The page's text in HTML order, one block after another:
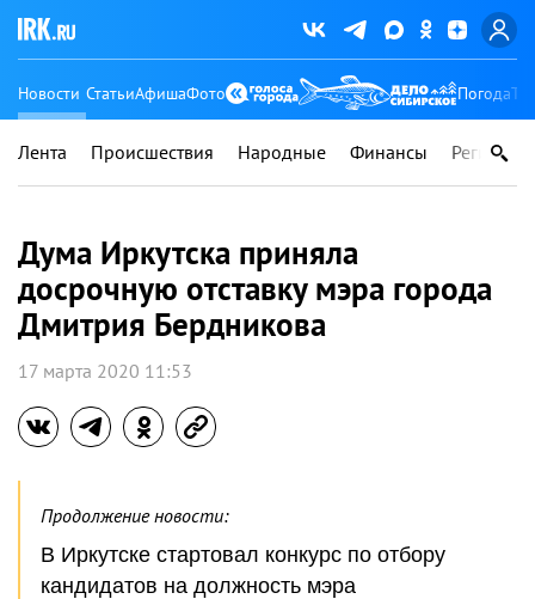
Новости СтатьиАфишаФото Погода
Лента Происшествия Народные Финансы Регионы
Дума Иркутска приняла
досрочную отставку мэра города
Дмитрия Бердникова
17 марта 2020 11:53
Продолжение новости:
В Иркутске стартовал конкурс по отбору
кандидатов на должность мэра